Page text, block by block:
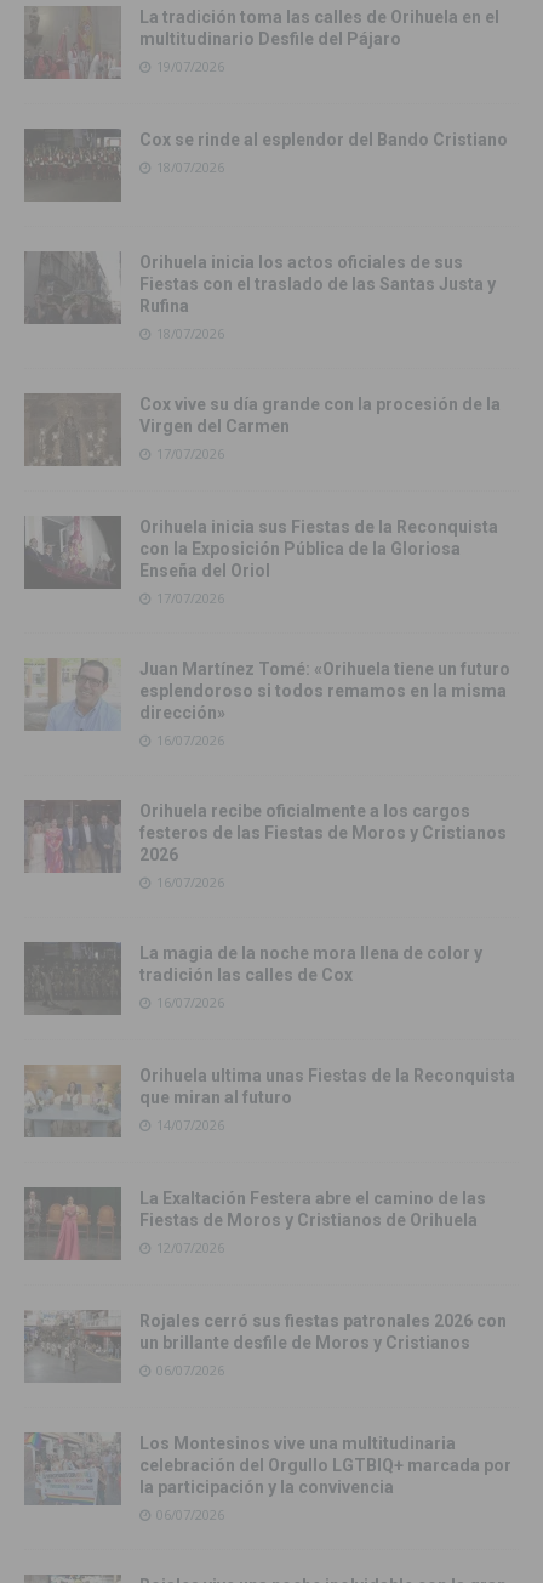
La tradición toma las calles de Orihuela en el
multitudinario Desfile del Pájaro
19/07/2026
Cox se rinde al esplendor del Bando Cristiano
18/07/2026
Orihuela inicia los actos oficiales de sus
Fiestas con el traslado de las Santas Justa y
Rufina
18/07/2026
Cox vive su día grande con la procesión de la
Virgen del Carmen
17/07/2026
Orihuela inicia sus Fiestas de la Reconquista
con la Exposición Pública de la Gloriosa
Enseña del Oriol
17/07/2026
Juan Martínez Tomé: «Orihuela tiene un futuro
esplendoroso si todos remamos en la misma
dirección»
16/07/2026
Orihuela recibe oficialmente a los cargos
festeros de las Fiestas de Moros y Cristianos
2026
16/07/2026
La magia de la noche mora llena de color y
tradición las calles de Cox
16/07/2026
Orihuela ultima unas Fiestas de la Reconquista
que miran al futuro
14/07/2026
La Exaltación Festera abre el camino de las
Fiestas de Moros y Cristianos de Orihuela
12/07/2026
Rojales cerró sus fiestas patronales 2026 con
un brillante desfile de Moros y Cristianos
06/07/2026
Los Montesinos vive una multitudinaria
celebración del Orgullo LGTBIQ+ marcada por
la participación y la convivencia
06/07/2026